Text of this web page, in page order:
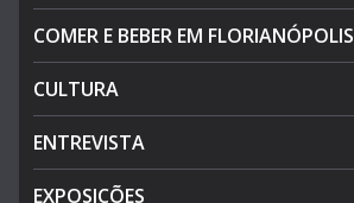
COMER E BEBER EM FLORIANÓPOLIS
CULTURA
ENTREVISTA
EXPOSIÇÕES